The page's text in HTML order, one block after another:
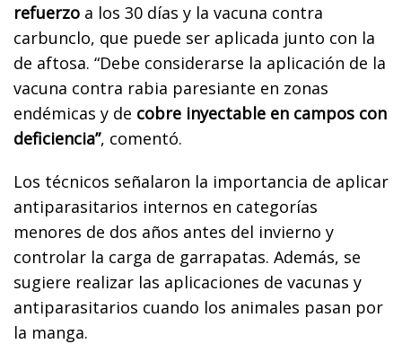
refuerzo a los 30 días y la vacuna contra
carbunclo, que puede ser aplicada junto con la
de aftosa. “Debe considerarse la aplicación de la
vacuna contra rabia paresiante en zonas
endémicas y de cobre inyectable en campos con
deficiencia”, comentó.
Los técnicos señalaron la importancia de aplicar
antiparasitarios internos en categorías
menores de dos años antes del invierno y
controlar la carga de garrapatas. Además, se
sugiere realizar las aplicaciones de vacunas y
antiparasitarios cuando los animales pasan por
la manga.